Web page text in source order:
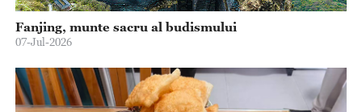
Fanjing, munte sacru al budismului
07-Jul-2026